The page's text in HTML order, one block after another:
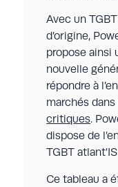
Avec un
d’origine,
propose ainsi
nouvelle
répondre à
marchés
critiques.
dispose de
TGBT
Ce tableau a